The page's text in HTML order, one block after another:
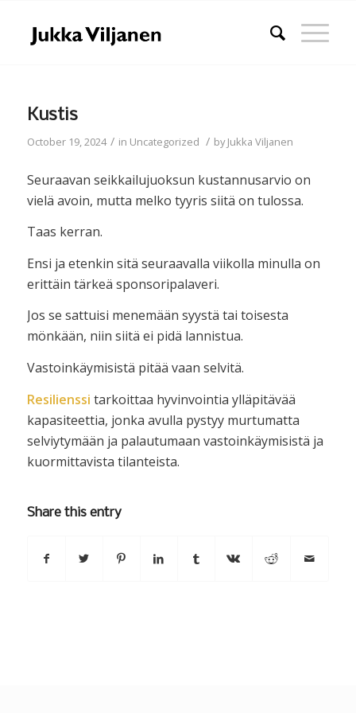
Kustis
October 19, 2024 / in Uncategorized / byJukka Viljanen
Seuraavan seikkailujuoksun kustannusarvio on
vielä avoin, mutta melko tyyris siitä on tulossa.
Taas kerran.
Ensi ja etenkin sitä seuraavalla viikolla minulla on
erittäin tärkeä sponsoripalaveri.
Jos se sattuisi menemään syystä tai toisesta
mönkään, niin siitä ei pidä lannistua.
Vastoinkäymisistä pitää vaan selvitä.
Resilienssi tarkoittaa hyvinvointia ylläpitävää
kapasiteettia, jonka avulla pystyy murtumatta
selviytymään ja palautumaan vastoinkäymisistä ja
kuormittavista tilanteista.
Share this entry